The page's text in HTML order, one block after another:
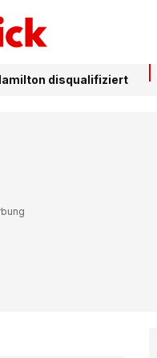
disqualifiziert